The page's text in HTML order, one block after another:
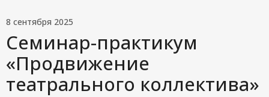
8 сентября 2025
Семинар-практикум
«Продвижение
театрального коллектива»